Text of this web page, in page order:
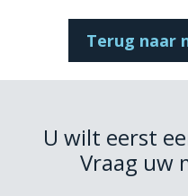
Terug naar
U wilt eerst
Vraag uw